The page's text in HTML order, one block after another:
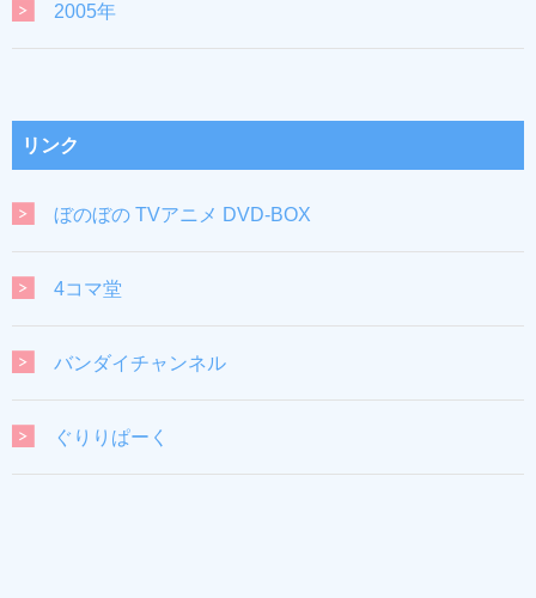
2005年
リンク
ぼのぼの TVアニメ DVD-BOX
4コマ堂
バンダイチャンネル
ぐりりぱーく